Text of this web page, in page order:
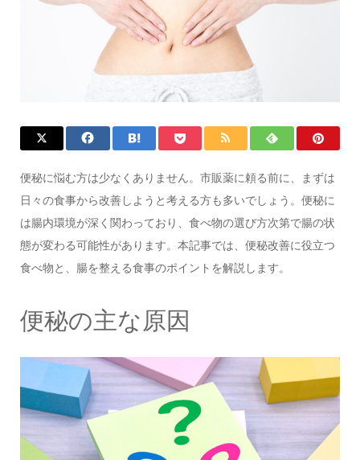
便秘に悩む方は少なくありません。市販薬に頼る前に、まずは
日々の食事から改善しようと考える方も多いでしょう。便秘に
は腸内環境が深く関わっており、食べ物の選び方次第で腸の状
態が変わる可能性があります。本記事では、便秘改善に役立つ
食べ物と、腸を整える食事のポイントを解説します。
便秘の主な原因